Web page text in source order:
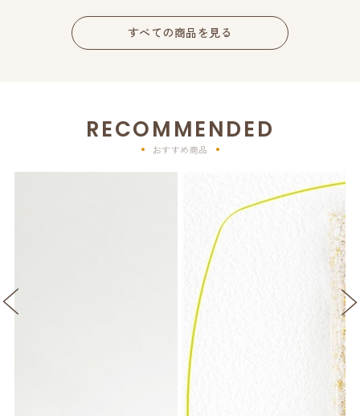
すべての商品を見る
RECOMMENDED
おすすめ商品